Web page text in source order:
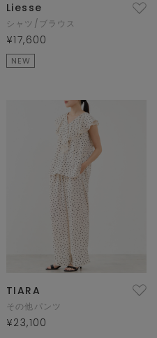
Liesse
シャツ/ブラウス
¥17,600
NEW
TIARA
その他パンツ
¥23,100